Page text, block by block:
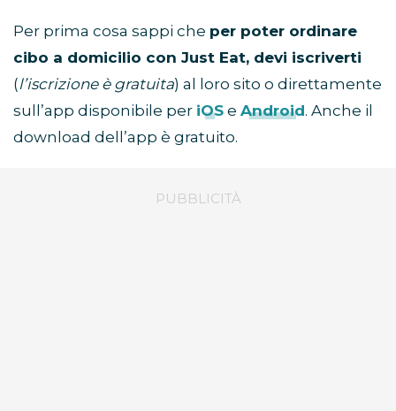
Per prima cosa sappi che per poter ordinare
cibo a domicilio con Just Eat, devi iscriverti
(l’iscrizione è gratuita) al loro sito o direttamente
sull’app disponibile per iOS e Android. Anche il
download dell’app è gratuito.